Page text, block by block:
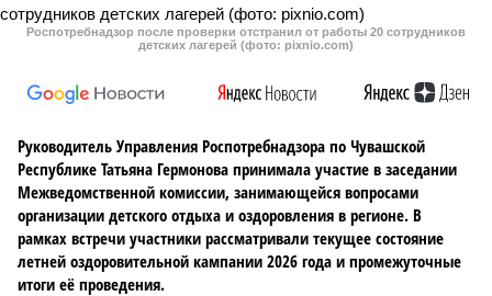
Роспотребнадзор после проверки отстранил от работы 20 сотрудников
детских лагерей (фото: pixnio.com)
Руководитель Управления Роспотребнадзора по Чувашской
Республике Татьяна Гермонова принимала участие в заседании
Межведомственной комиссии, занимающейся вопросами
организации детского отдыха и оздоровления в регионе. В
рамках встречи участники рассматривали текущее состояние
летней оздоровительной кампании 2026 года и промежуточные
итоги её проведения.